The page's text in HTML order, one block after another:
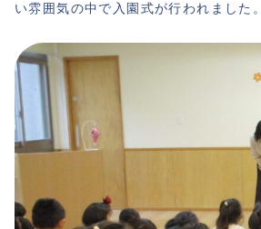
い雰囲気の中で入園式が行われました。